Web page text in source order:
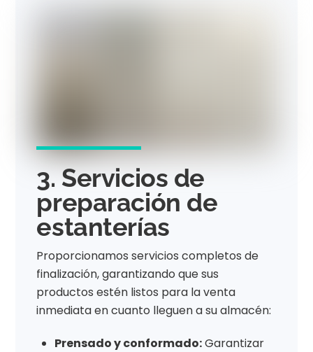
3. Servicios de
preparación de
estanterías
Proporcionamos servicios completos de
finalización, garantizando que sus
productos estén listos para la venta
inmediata en cuanto lleguen a su almacén:
Prensado y conformado:Garantizar